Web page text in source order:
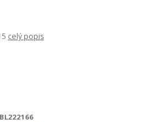
celý popis
BL222166